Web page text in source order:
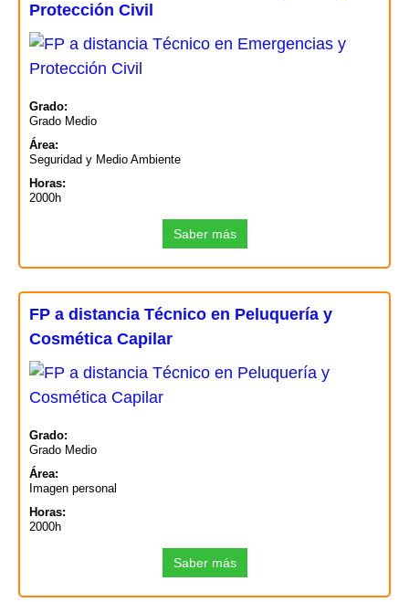
Protección Civil
Grado:
Grado Medio
Área:
Seguridad y Medio Ambiente
Horas:
2000h
Saber más
FP a distancia Técnico en Peluquería y
Cosmética Capilar
Grado:
Grado Medio
Área:
Imagen personal
Horas:
2000h
Saber más